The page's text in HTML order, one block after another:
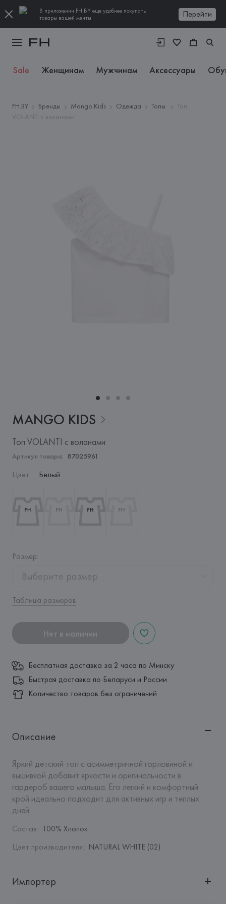
В приложении FH.BY еще удобнее покупать
товары вашей мечты
Перейти
Sale Женщинам Мужчинам Аксессуары
FH.BY Бренды Mango Kids Одежда Топы
Топ
VOLANTI с воланами
MANGO KIDS
Топ VOLANTI с воланами
Артикул товара: 87025961
Цвет: Белый
Размер:
Выберите размер
Таблица размеров
Нет в наличии
Бесплатная доставка за 2 часа по Минску
Быстрая доставка по Беларуси и России
Количество товаров без ограничений
Описание
Яркий детский топ с асимметричной горловиной и
вышивкой добавит яркости и оригинальности в
гардероб вашего малыша. Его легкий и комфортный
крой идеально подходит для активных игр и теплых
дней.
Состав: 100% Хлопок
Цвет производителя: NATURAL WHITE (02)
Импортер